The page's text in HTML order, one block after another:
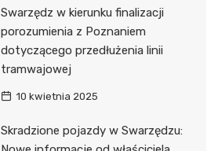
Swarzędz w kierunku finalizacji
porozumienia z Poznaniem
dotyczącego przedłużenia linii
tramwajowej
10 kwietnia 2025
Skradzione pojazdy w Swarzędzu: